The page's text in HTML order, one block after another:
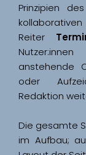
Prinzipien
Reiter
anstehende
oder
Redaktion
Die gesamte
im Aufbau;